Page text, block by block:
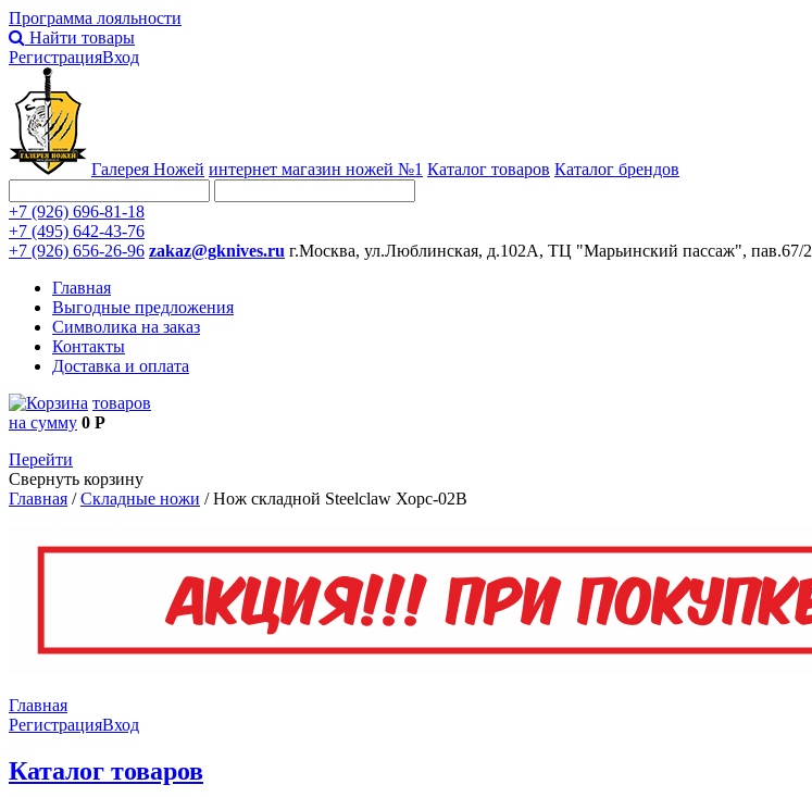
Программа лояльности
Найти товары
РегистрацияВход
Галерея Ножей интернет магазин ножей №1 Каталог товаров Каталог брендов
+7 (926) 696-81-18
+7 (495) 642-43-76
+7 (926) 656-26-96 zakaz@gknives.ru г.Москва, ул.Люблинская, д.102А, ТЦ "Марьинский пассаж", пав.67/2
Главная
Выгодные предложения
Символика на заказ
Контакты
Доставка и оплата
товаров
на сумму 0 Р
Перейти
Свернуть корзину
Главная /Складные ножи /Нож складной Steelclaw Хорс-02B
Главная
РегистрацияВход
Каталог товаров